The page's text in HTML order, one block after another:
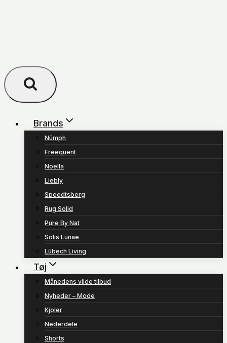
Brands
Nümph
Freequent
Noella
Liebly
Speedtsberg
Rug Solid
Pure By Nat
Solis Lunae
Lübech Living
Tøj
Månedens vilde tilbud
Nyheder – Mode
Kjoler
Nederdele
Shorts